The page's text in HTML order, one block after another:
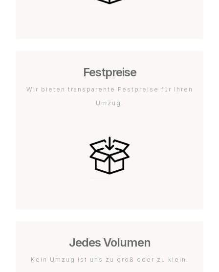
Festpreise
Wir bieten transparente Festpreise für Ihren
Umzug.
Jedes Volumen
Kein Umzug ist uns zu groß oder zu klein.